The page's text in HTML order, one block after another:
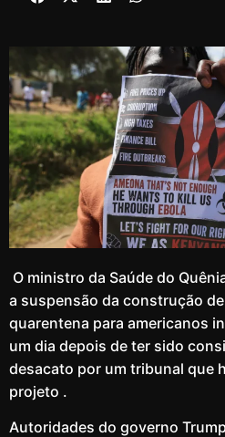
O ministro da Saúde do
a suspensão da construção
quarentena para americanos
um dia depois de ter sido
desacato por um tribunal que
projeto .
Autoridades do governo